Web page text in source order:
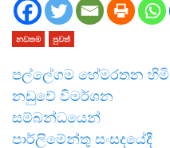
නවතම පුවත්
පල්ලේගම හේමරතන හිමි
නඩුවේ විමර්ශන
සම්බන්ධයෙන්
පාර්ලිමේන්තු සංසදයේදී